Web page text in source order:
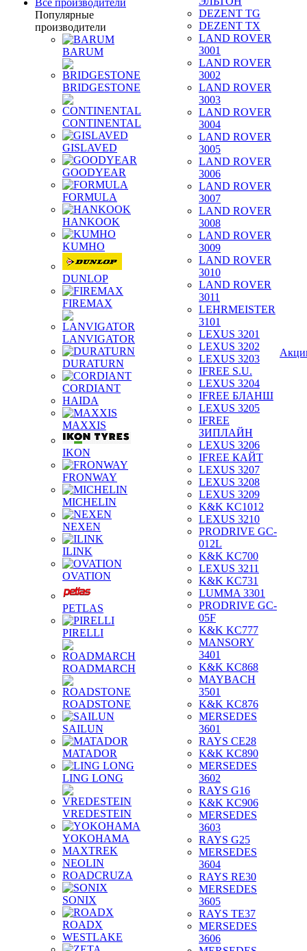
Все производители
Популярные
производители
BARUM
BRIDGESTONE
CONTINENTAL
GISLAVED
GOODYEAR
FORMULA
HANKOOK
KUMHO
DUNLOP
FIREMAX
LANVIGATOR
DURATURN
CORDIANT
HAIDA
MAXXIS
IKON
FRONWAY
MICHELIN
NEXEN
ILINK
OVATION
PETLAS
PIRELLI
ROADMARCH
ROADSTONE
SAILUN
MATADOR
LING LONG
VREDESTEIN
YOKOHAMA
MAXTREK
NEOLIN
ROADCRUZA
SONIX
ROADX
WESTLAKE
DEZENT TG
DEZENT TX
LAND ROVER
3001
LAND ROVER
3002
LAND ROVER
3003
LAND ROVER
3004
LAND ROVER
3005
LAND ROVER
3006
LAND ROVER
3007
LAND ROVER
3008
LAND ROVER
3009
LAND ROVER
3010
LAND ROVER
3011
LEHRMEISTER
3101
LEXUS 3201
LEXUS 3202
LEXUS 3203
IFREE S.U.
LEXUS 3204
IFREE БЛАНШ
LEXUS 3205
IFREE
ЗИПЛАЙН
LEXUS 3206
IFREE КАЙТ
LEXUS 3207
LEXUS 3208
LEXUS 3209
K&K KC1012
LEXUS 3210
PRODRIVE GC-
012L
K&K KC700
LEXUS 3211
K&K KC731
LUMMA 3301
PRODRIVE GC-
05F
K&K KC777
MANSORY
3401
K&K KC868
MAYBACH
3501
K&K KC876
MERSEDES
3601
RAYS CE28
K&K KC890
MERSEDES
3602
RAYS G16
K&K KC906
MERSEDES
3603
RAYS G25
MERSEDES
3604
RAYS RE30
MERSEDES
3605
RAYS TE37
MERSEDES
3606